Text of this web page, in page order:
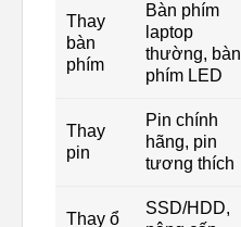
Thay
bàn
phím
Bàn phím
laptop
thường, bàn
phím LED
Thay
pin
Pin chính
hãng, pin
tương thích
Thay ổ
SSD/HDD,